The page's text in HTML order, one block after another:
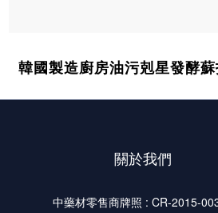
韓國製造廚房油污剋星發酵
關於我們
中藥材零售商牌照 : CR-2015-